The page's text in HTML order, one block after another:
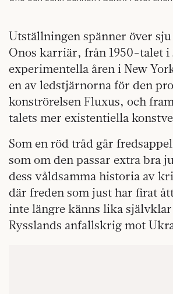
Utställningen spänner över
Onos karriär, från 1950-talet i
experimentella åren i New
en av ledstjärnorna för den
konströrelsen Fluxus, och
talets mer existentiella
Som en röd tråd går
som om den passar extra bra
dess våldsamma historia av
där freden som just har firat
inte längre känns lika
Rysslands anfallskrig mot